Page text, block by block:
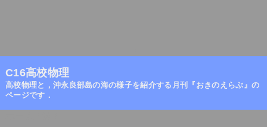
C16高校物理
高校物理と，沖永良部島の海の様子を紹介する月刊『おきのえらぶ』の
ページです．